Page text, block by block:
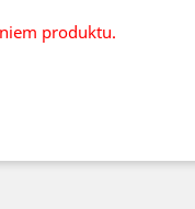
produktu.